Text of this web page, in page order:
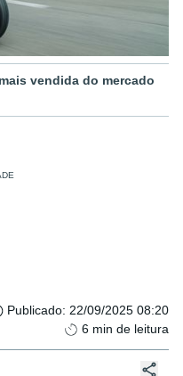
vendida do mercado
Publicado: 22/09/2025 08:20
6 min de leitura